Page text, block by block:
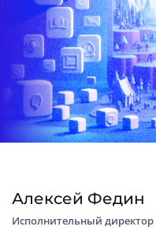
Алексей Федин
Исполнительный